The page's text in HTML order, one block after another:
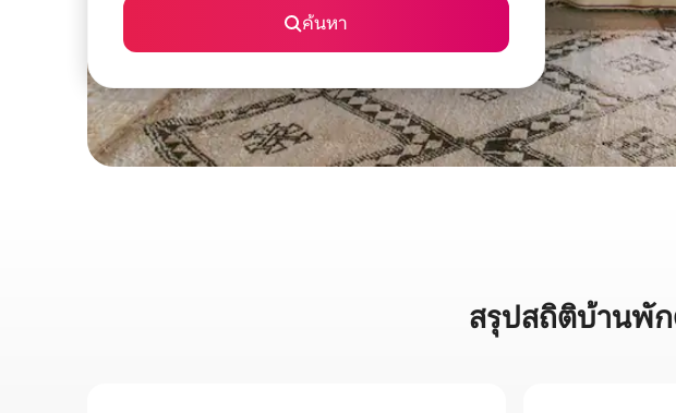
ค้นหา
สรุปสถิติบ้านพัก